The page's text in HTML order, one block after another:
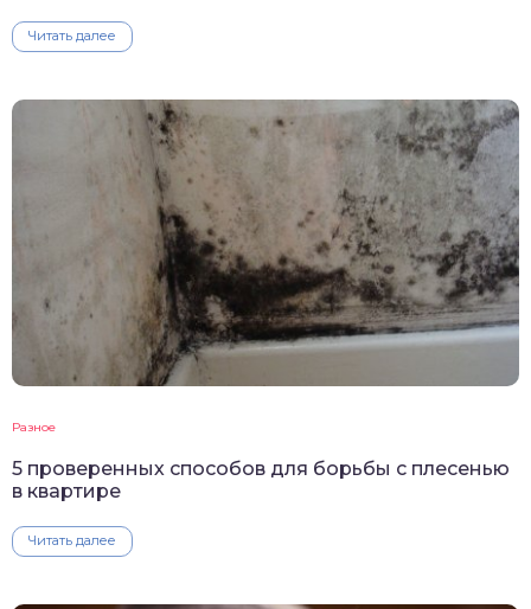
Читать далее
Разное
5 проверенных способов для борьбы с плесенью
в квартире
Читать далее